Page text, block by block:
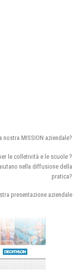
MISSION aziendale?
le colletività e le scuole ?
nella diffusione della
pratica?
presentazione aziendale